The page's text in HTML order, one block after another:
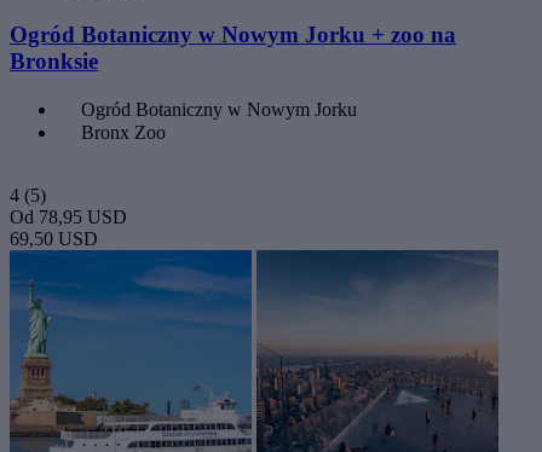
Ogród Botaniczny w Nowym Jorku + zoo na
Bronksie
Ogród Botaniczny w Nowym Jorku
Bronx Zoo
4 (5)
Od 78,95 USD
69,50 USD